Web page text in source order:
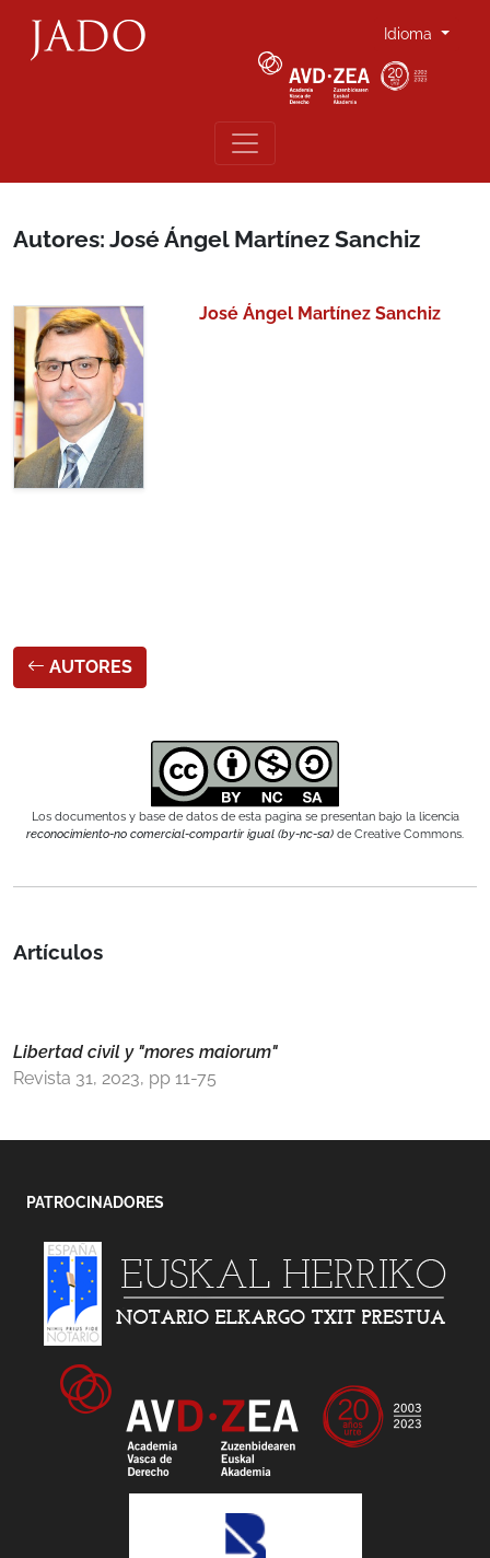
Idioma
Autores: José Ángel Martínez Sanchiz
José Ángel Martínez Sanchiz
AUTORES
Los documentos y base de datos de esta pagina se presentan bajo la licencia
reconocimiento-no comercial-compartir igual (by-nc-sa) de Creative Commons.
Artículos
Libertad civil y "mores maiorum"
Revista 31, 2023, pp 11-75
PATROCINADORES